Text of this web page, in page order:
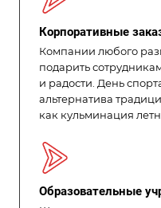
Корпоративные
Компании любого
подарить
и радости. День
альтернатива
как кульминация
Образовательные